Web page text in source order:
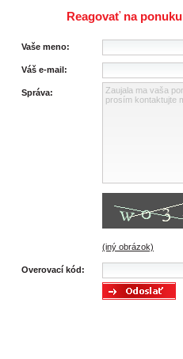
Reagovať na ponuku
Vaše meno:
Váš e-mail:
Správa:
(iný obrázok)
Overovací kód: